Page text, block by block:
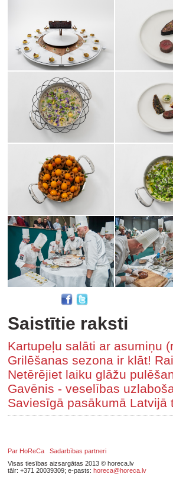
Saistītie raksti
Kartupeļu salāti ar asumiņu
Grilēšanas sezona ir klāt!
Netērējiet laiku glāžu
Gavēnis - veselības
Saviesīgā pasākumā
Par HoReCa
Sadarbības partneri
Visas tiesības aizsargātas 2013 © horeca.lv
tālr: +371 20039309; e-pasts: horeca@horeca.lv